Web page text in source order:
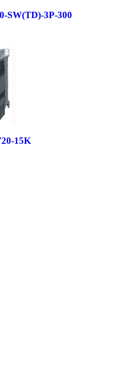
SW(TD)-3P-300
15K